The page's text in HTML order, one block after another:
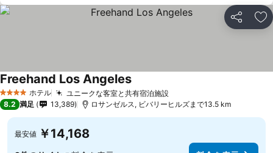
シェア お
4 ホテルのランク
ホテル ユニークな客室と共有宿泊施設
Freehand Los Angeles
8.2 満足 13,389 ロサンゼルス, ビバリーヒルズまで13.5 km
最安値 ￥14,168